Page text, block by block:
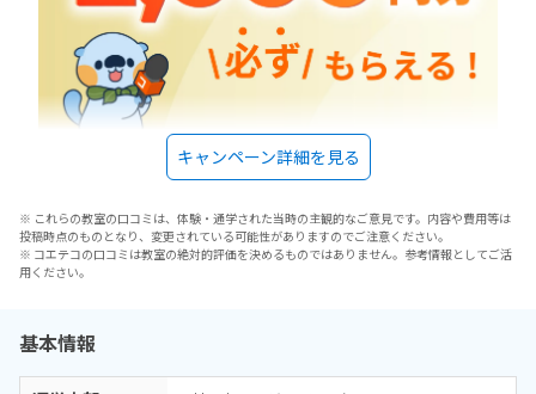
キャンペーン詳細を見る
※ これらの教室の口コミは、体験・通学された当時の主観的なご意見です。内容や費用等は
投稿時点のものとなり、変更されている可能性がありますのでご注意ください。
※ コエテコの口コミは教室の絶対的評価を決めるものではありません。参考情報としてご活
用ください。
基本情報